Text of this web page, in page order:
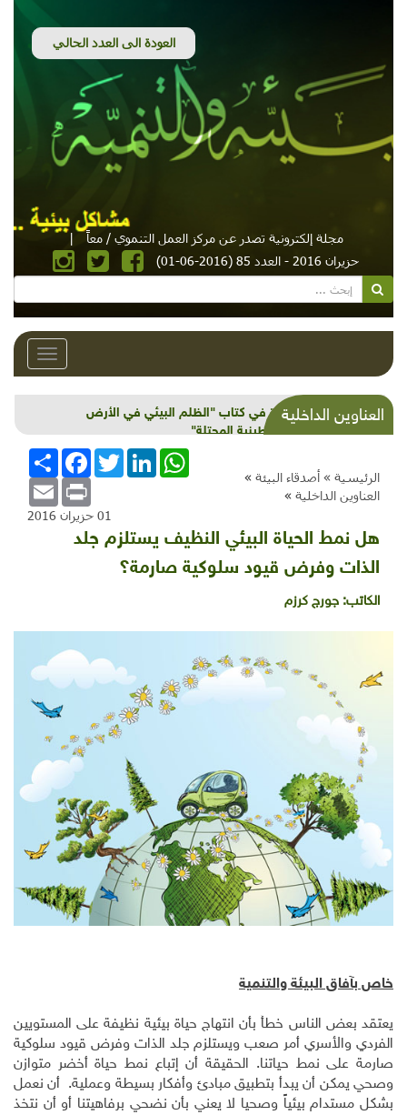
مجلة إلكترونية تصدر عن مركز العمل التنموي / معاً
|
حزيران 2016 - العدد 85 (2016-06-01)
Toggle
العناوين الداخليةقراءة في كتاب "الظلم البيئي في الأرض
الفلسطينية المحتلة"
الرئيسية » أصدقاء البيئة »
العناوين الداخلية »
انشر
FacebookTwitterLinkedInWhatsApp
Email Print
01 حزيران 2016
هل نمط الحياة البيئي النظيف يستلزم جلد
الذات وفرض قيود سلوكية صارمة؟
الكاتب: جورج كرزم
خاص بآفاق البيئة والتنمية
يعتقد بعض الناس خطأً بأن انتهاج حياة بيئية نظيفة على المستويين
الفردي والأسري أمر صعب ويستلزم جلد الذات وفرض قيود سلوكية
صارمة على نمط حياتنا. الحقيقة أن إتباع نمط حياة أخضر متوازن
وصحي يمكن أن يبدأ بتطبيق مبادئ وأفكار بسيطة وعملية. أن نعمل
بشكل مستدام بيئياً وصحيا لا يعني بأن نضحي برفاهيتنا أو أن نتخذ